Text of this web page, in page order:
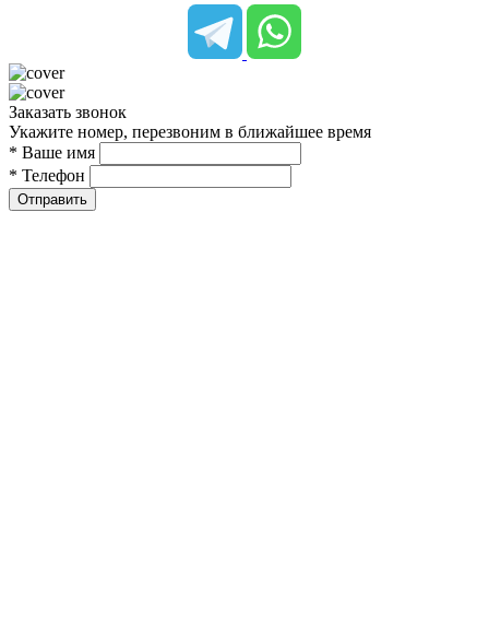
Заказать звонок
Укажите номер, перезвоним в ближайшее время
* Ваше имя
* Телефон
Отправить